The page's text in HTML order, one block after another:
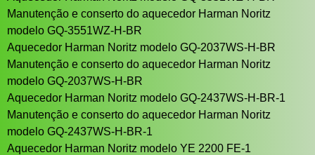
Manutenção e conserto do aquecedor Harman Noritz
modelo GQ-3551WZ-H-BR
Aquecedor Harman Noritz modelo GQ-2037WS-H-BR
Manutenção e conserto do aquecedor Harman Noritz
modelo GQ-2037WS-H-BR
Aquecedor Harman Noritz modelo GQ-2437WS-H-BR-1
Manutenção e conserto do aquecedor Harman Noritz
modelo GQ-2437WS-H-BR-1
Aquecedor Harman Noritz modelo YE 2200 FE-1